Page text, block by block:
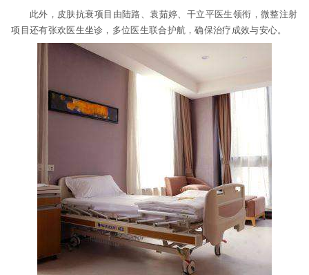
此外，皮肤抗衰项目由陆路、袁茹婷、干立平医生领衔，微整注射
项目还有张欢医生坐诊，多位医生联合护航，确保治疗成效与安心。